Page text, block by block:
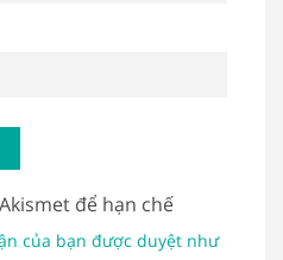
để hạn chế
của bạn được duyệt như